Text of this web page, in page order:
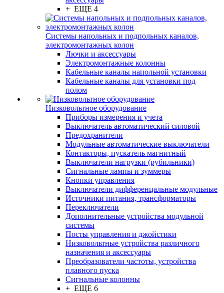
+ ЕЩЕ 4
Системы напольных и подпольных каналов,
электромонтажных колон
Лючки и аксессуары
Электромонтажные колонны
Кабельные каналы напольной установки
Кабельные каналы для установки под
полом
Низковольтное оборудование
Приборы измерения и учета
Выключатель автоматический силовой
Предохранители
Модульные автоматические выключатели
Контакторы, пускатель магнитный
Выключатели нагрузки (рубильники)
Сигнальные лампы и зуммеры
Кнопки управления
Выключатели дифференцальные модульные
Источники питания, трансформаторы
Переключатели
Дополнительные устройства модульной
системы
Посты управления и джойстики
Низковольтные устройства различного
назначения и аксессуары
Преобразователи частоты, устройства
плавного пуска
Сигнальные колонны
+ ЕЩЕ 6